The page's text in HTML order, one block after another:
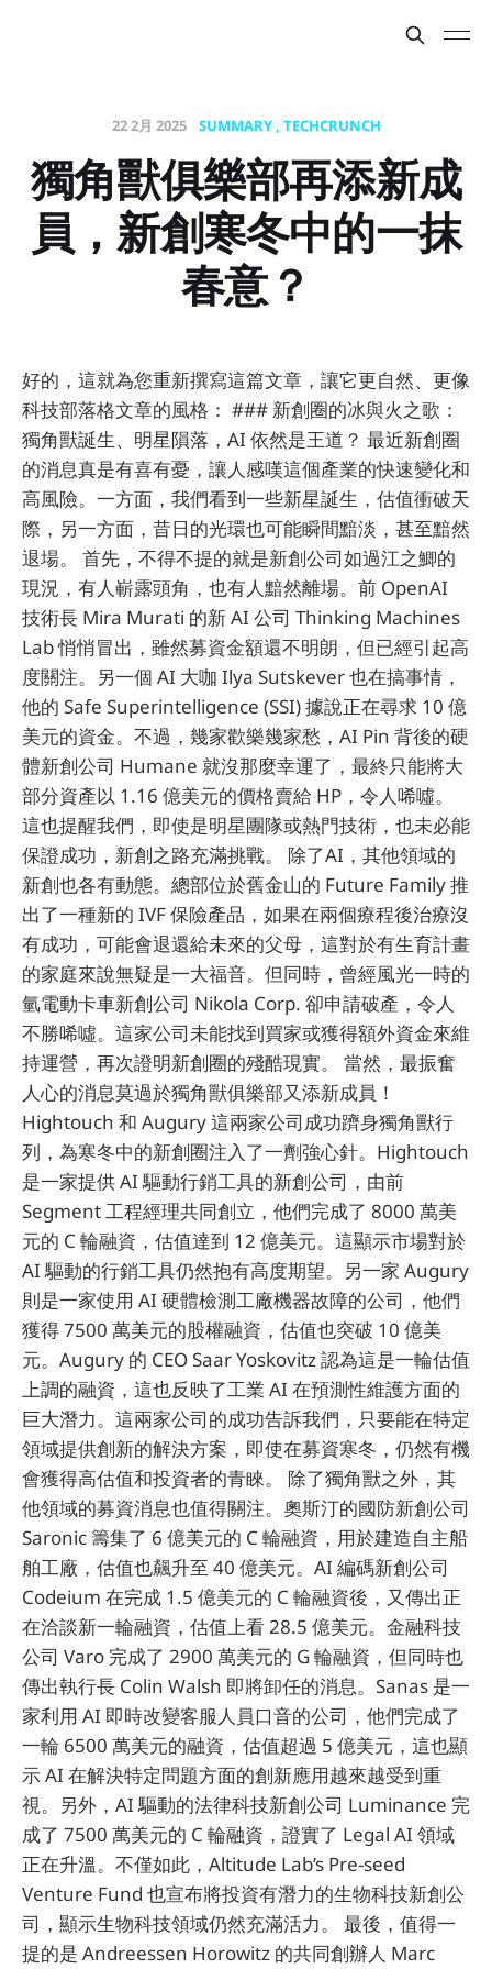
22 2月 2025 SUMMARY TECHCRUNCH
獨角獸俱樂部再添新成
員，新創寒冬中的一抹
春意？
好的，這就為您重新撰寫這篇文章，讓它更自然、更像
科技部落格文章的風格： ### 新創圈的冰與火之歌：
獨角獸誕生、明星隕落，AI 依然是王道？ 最近新創圈
的消息真是有喜有憂，讓人感嘆這個產業的快速變化和
高風險。一方面，我們看到一些新星誕生，估值衝破天
際，另一方面，昔日的光環也可能瞬間黯淡，甚至黯然
退場。 首先，不得不提的就是新創公司如過江之鯽的
現況，有人嶄露頭角，也有人黯然離場。前 OpenAI
技術長 Mira Murati 的新 AI 公司 Thinking Machines
Lab 悄悄冒出，雖然募資金額還不明朗，但已經引起高
度關注。另一個 AI 大咖 Ilya Sutskever 也在搞事情，
他的 Safe Superintelligence (SSI) 據說正在尋求 10 億
美元的資金。不過，幾家歡樂幾家愁，AI Pin 背後的硬
體新創公司 Humane 就沒那麼幸運了，最終只能將大
部分資產以 1.16 億美元的價格賣給 HP，令人唏噓。
這也提醒我們，即使是明星團隊或熱門技術，也未必能
保證成功，新創之路充滿挑戰。 除了AI，其他領域的
新創也各有動態。總部位於舊金山的 Future Family 推
出了一種新的 IVF 保險產品，如果在兩個療程後治療沒
有成功，可能會退還給未來的父母，這對於有生育計畫
的家庭來說無疑是一大福音。但同時，曾經風光一時的
氫電動卡車新創公司 Nikola Corp. 卻申請破產，令人
不勝唏噓。這家公司未能找到買家或獲得額外資金來維
持運營，再次證明新創圈的殘酷現實。 當然，最振奮
人心的消息莫過於獨角獸俱樂部又添新成員！
Hightouch 和 Augury 這兩家公司成功躋身獨角獸行
列，為寒冬中的新創圈注入了一劑強心針。Hightouch
是一家提供 AI 驅動行銷工具的新創公司，由前
Segment 工程經理共同創立，他們完成了 8000 萬美
元的 C 輪融資，估值達到 12 億美元。這顯示市場對於
AI 驅動的行銷工具仍然抱有高度期望。另一家 Augury
則是一家使用 AI 硬體檢測工廠機器故障的公司，他們
獲得 7500 萬美元的股權融資，估值也突破 10 億美
元。Augury 的 CEO Saar Yoskovitz 認為這是一輪估值
上調的融資，這也反映了工業 AI 在預測性維護方面的
巨大潛力。這兩家公司的成功告訴我們，只要能在特定
領域提供創新的解決方案，即使在募資寒冬，仍然有機
會獲得高估值和投資者的青睞。 除了獨角獸之外，其
他領域的募資消息也值得關注。奧斯汀的國防新創公司
Saronic 籌集了 6 億美元的 C 輪融資，用於建造自主船
舶工廠，估值也飆升至 40 億美元。AI 編碼新創公司
Codeium 在完成 1.5 億美元的 C 輪融資後，又傳出正
在洽談新一輪融資，估值上看 28.5 億美元。金融科技
公司 Varo 完成了 2900 萬美元的 G 輪融資，但同時也
傳出執行長 Colin Walsh 即將卸任的消息。Sanas 是一
家利用 AI 即時改變客服人員口音的公司，他們完成了
一輪 6500 萬美元的融資，估值超過 5 億美元，這也顯
示 AI 在解決特定問題方面的創新應用越來越受到重
視。另外，AI 驅動的法律科技新創公司 Luminance 完
成了 7500 萬美元的 C 輪融資，證實了 Legal AI 領域
正在升溫。不僅如此，Altitude Lab’s Pre-seed
Venture Fund 也宣布將投資有潛力的生物科技新創公
司，顯示生物科技領域仍然充滿活力。 最後，值得一
提的是 Andreessen Horowitz 的共同創辦人 Marc